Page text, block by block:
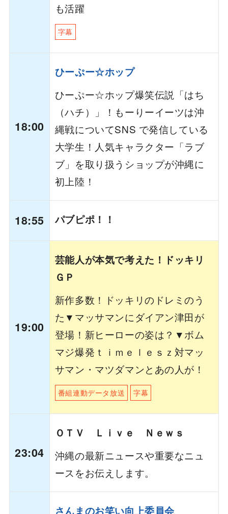
も活躍
字幕
18:00
ひーぷー☆ホップ
ひーぷー☆ホップ爆笑伝説「はち
（ハチ）」！もーりーイーツは沖
縄戦についてSNS で発信している
大学生！人気キャラクター「ラブ
ブ」を取り扱うショップが沖縄に
初上陸！
18:55 パブピポ！！
19:00
芸能人が本気で考えた！ドッキリ
ＧＰ
新作多数！ドッキリのドレミのう
た▼マッサマンにダイアン津田が
登場！新ヒーローの姿は？▼ボム
マジ爆発ｔｉｍｅｌｅｓｚ対マッ
サマン・マツダマンとあの人が！
番組連動データ放送 字幕
23:04
ＯＴＶ Ｌｉｖｅ Ｎｅｗｓ
沖縄の最新ニュースや重要なニュ
ースをお伝えします。
さんまのお笑い向上委員会